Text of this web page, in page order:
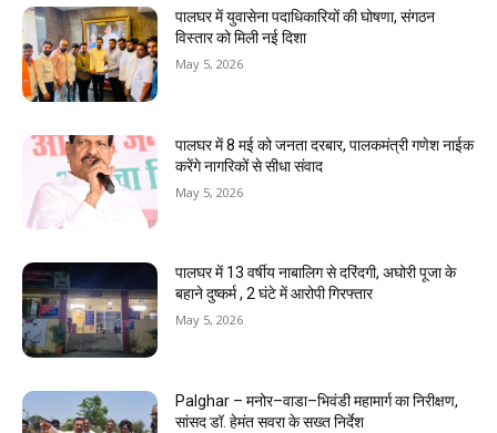
पालघर में युवासेना पदाधिकारियों की घोषणा, संगठन
विस्तार को मिली नई दिशा
May 5, 2026
पालघर में 8 मई को जनता दरबार, पालकमंत्री गणेश नाईक
करेंगे नागरिकों से सीधा संवाद
May 5, 2026
पालघर में 13 वर्षीय नाबालिग से दरिंदगी, अघोरी पूजा के
बहाने दुष्कर्म , 2 घंटे में आरोपी गिरफ्तार
May 5, 2026
Palghar – मनोर–वाडा–भिवंडी महामार्ग का निरीक्षण,
सांसद डॉ. हेमंत सवरा के सख्त निर्देश